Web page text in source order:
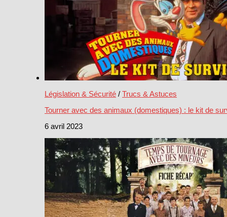
Législation & Sécurité / Trucs & Astuces
Tourner avec des animaux (domestiques) : le kit de
6 avril 2023